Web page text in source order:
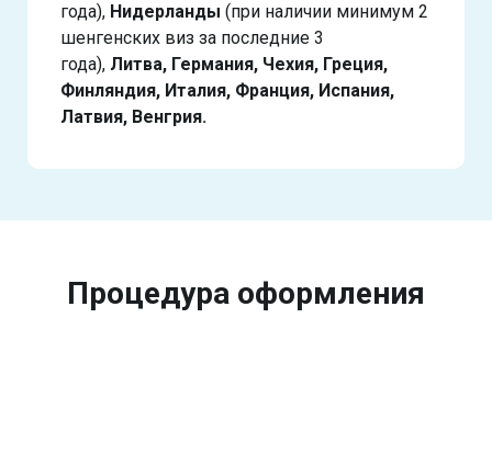
года), Нидерланды (при наличии минимум 2
шенгенских виз за последние 3
года), Литва, Германия, Чехия, Греция,
Финляндия, Италия, Франция, Испания,
Латвия, Венгрия.
Процедура оформления